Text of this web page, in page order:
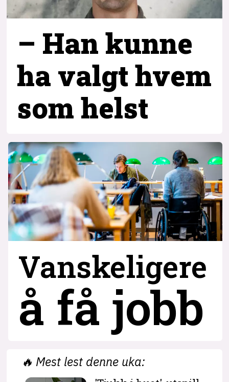
– Han kunne
ha valgt hvem
som helst
Vanskeligere
å få jobb
🔥 Mest lest denne uka: